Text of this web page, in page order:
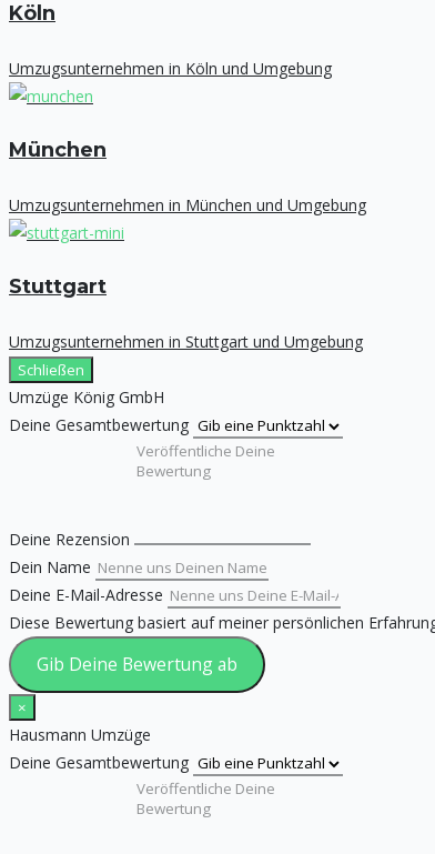
Köln
Umzugsunternehmen in Köln und Umgebung
München
Umzugsunternehmen in München und Umgebung
Stuttgart
Umzugsunternehmen in Stuttgart und Umgebung
Schließen
Umzüge König GmbH
Deine Gesamtbewertung
Deine Rezension
Dein Name
Deine E-Mail-Adresse
Diese Bewertung basiert auf meiner persönlichen
Gib Deine Bewertung ab
×
Hausmann Umzüge
Deine Gesamtbewertung